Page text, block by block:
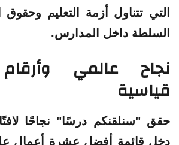
التي تتناول أزمة التعليم
السلطة داخل المدارس.
نجاح عالمي
قياسية
حقق "سنلقنكم درسًا" نجاحًا
دخل قائمة أفضل عشرة أعمال